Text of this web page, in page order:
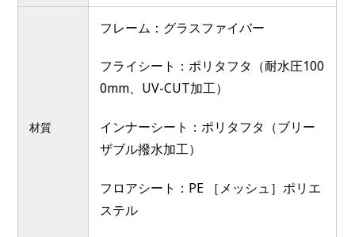
材質
フレーム：グラスファイバー
フライシート：ポリタフタ（耐水圧100
0mm、UV-CUT加工）
インナーシート：ポリタフタ（ブリー
ザブル撥水加工）
フロアシート：PE ［メッシュ］ポリエ
ステル